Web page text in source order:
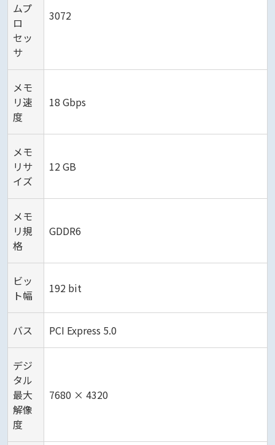
ムプ
ロ
セッ
サ
3072
メモ
リ速
度
18 Gbps
メモ
リサ
イズ
12 GB
メモ
リ規
格
GDDR6
ビッ
ト幅
192 bit
バス PCI Express 5.0
デジ
タル
最大
解像
度
7680 × 4320